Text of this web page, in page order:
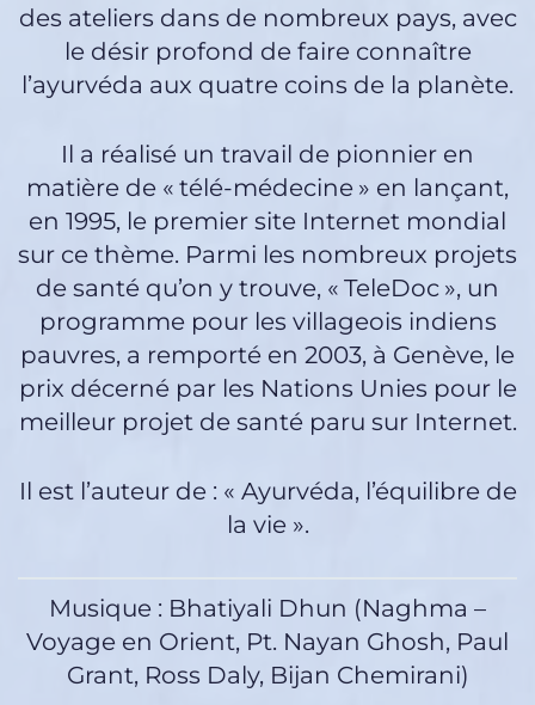
des ateliers dans de nombreux pays, avec
le désir profond de faire connaître
l’ayurvéda aux quatre coins de la planète.
Il a réalisé un travail de pionnier en
matière de « télé-médecine » en lançant,
en 1995, le premier site Internet mondial
sur ce thème. Parmi les nombreux projets
de santé qu’on y trouve, « TeleDoc », un
programme pour les villageois indiens
pauvres, a remporté en 2003, à Genève, le
prix décerné par les Nations Unies pour le
meilleur projet de santé paru sur Internet.
Il est l’auteur de : « Ayurvéda, l’équilibre de
la vie ».
Musique : Bhatiyali Dhun (Naghma –
Voyage en Orient, Pt. Nayan Ghosh, Paul
Grant, Ross Daly, Bijan Chemirani)